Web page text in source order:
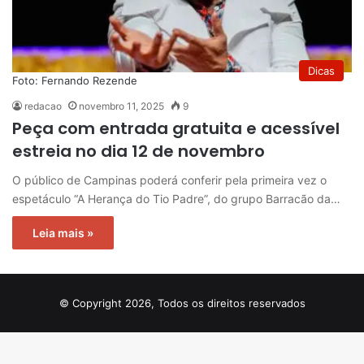
Dicas
Foto: Fernando Rezende
redacao novembro 11, 2025 9
Peça com entrada gratuita e acessível
estreia no dia 12 de novembro
O público de Campinas poderá conferir pela primeira vez o
espetáculo “A Herança do Tio Padre”, do grupo Barracão da…
Leia mais »
© Copyright 2026, Todos os direitos reservados